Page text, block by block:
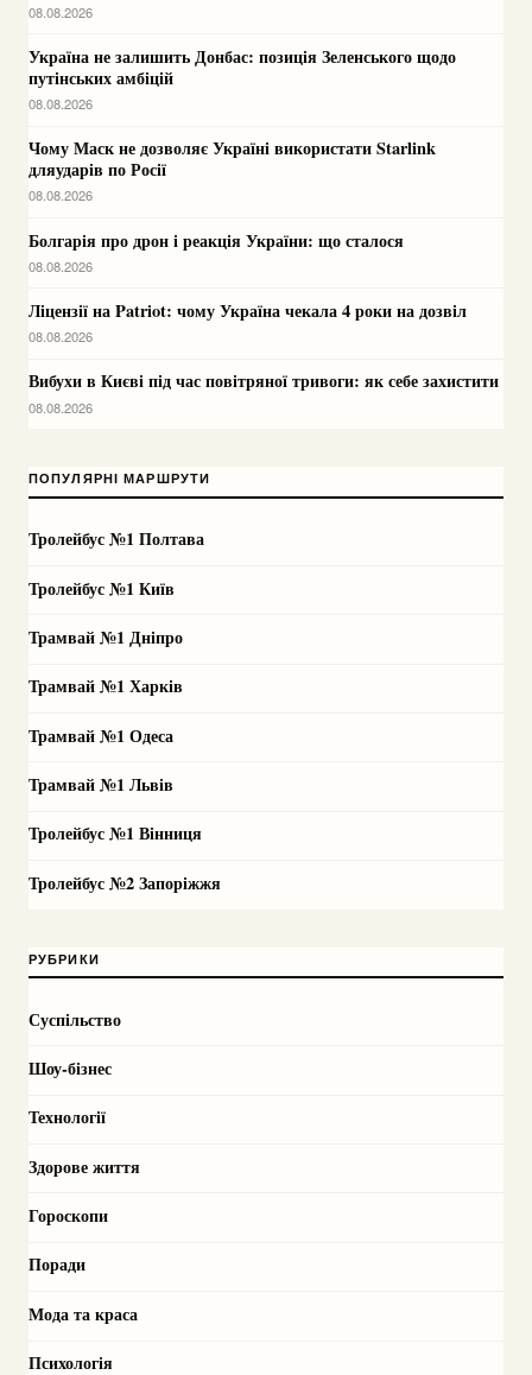
08.08.2026
Україна не залишить Донбас: позиція Зеленського щодо
путінських амбіцій
08.08.2026
Чому Маск не дозволяє Україні використати Starlink
дляударів по Росії
08.08.2026
Болгарія про дрон і реакція України: що сталося
08.08.2026
Ліцензії на Patriot: чому Україна чекала 4 роки на дозвіл
08.08.2026
Вибухи в Києві під час повітряної тривоги: як себе захистити
08.08.2026
ПОПУЛЯРНІ МАРШРУТИ
Тролейбус №1 Полтава
Тролейбус №1 Київ
Трамвай №1 Дніпро
Трамвай №1 Харків
Трамвай №1 Одеса
Трамвай №1 Львів
Тролейбус №1 Вінниця
Тролейбус №2 Запоріжжя
РУБРИКИ
Суспільство
Шоу-бізнес
Технології
Здорове життя
Гороскопи
Поради
Мода та краса
Психологія